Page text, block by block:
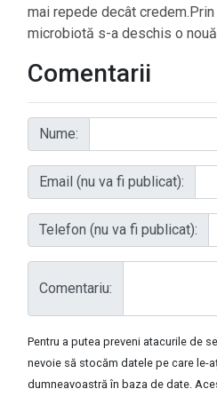
mai repede decât
microbiotă s-a deschis o
Comentarii
Nume:
Email (nu va fi publicat):
Telefon (nu va fi publicat):
Comentariu:
Pentru a putea preveni atacurile de
nevoie să stocăm datele pe care le-
dumneavoastră în baza de date.